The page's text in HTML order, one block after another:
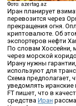
Фото: azertag.az
Иран планирует
перевозится через
прекращения огня.
криптовалюте. Об
экспортеров нефти
По словам Хоссейни,
через морской
Ирану нужны
используют для
Схема предполагает,
уведомлять иранские
FT пишет, что в
средства Иран